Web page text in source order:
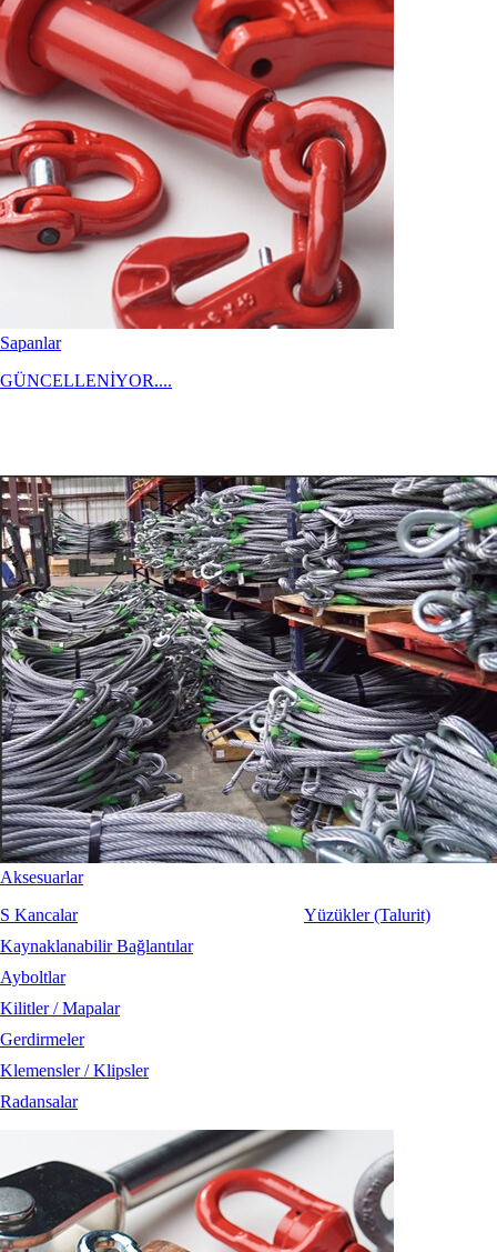
Sapanlar
GÜNCELLENİYOR....
Aksesuarlar
S Kancalar
Kaynaklanabilir Bağlantılar
Ayboltlar
Kilitler / Mapalar
Gerdirmeler
Klemensler / Klipsler
Radansalar
Yüzükler (Talurit)